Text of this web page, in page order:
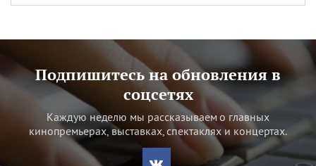
Подпишитесь на обновления в
соцсетях
Каждую неделю мы рассказываем о главных
кинопремьерах, выставках, спектаклях и концертах.